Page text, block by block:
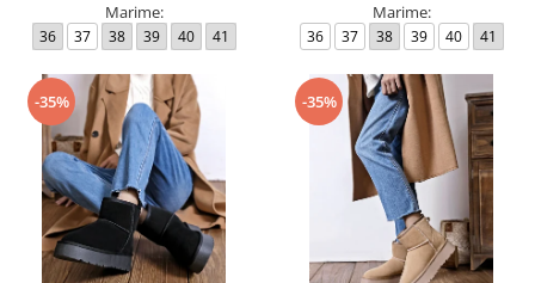
Marime:
36 37 38 39 40 41
Marime:
36 37 38 39 40 41
-35% -35%